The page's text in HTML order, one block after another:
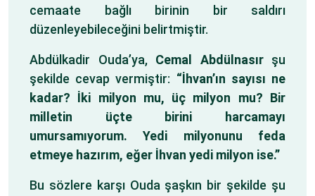
cemaate bağlı birinin bir saldırı
düzenleyebileceğini belirtmiştir.
Abdülkadir Ouda’ya, Cemal Abdülnasırşu
şekilde cevap vermiştir: “İhvan’ın sayısı ne
kadar? İki milyon mu, üç milyon mu? Bir
milletin üçte birini harcamayı
umursamıyorum. Yedi milyonunu feda
etmeye hazırım, eğer İhvan yedi milyon ise.”
Bu sözlere karşı Ouda şaşkın bir şekilde şu